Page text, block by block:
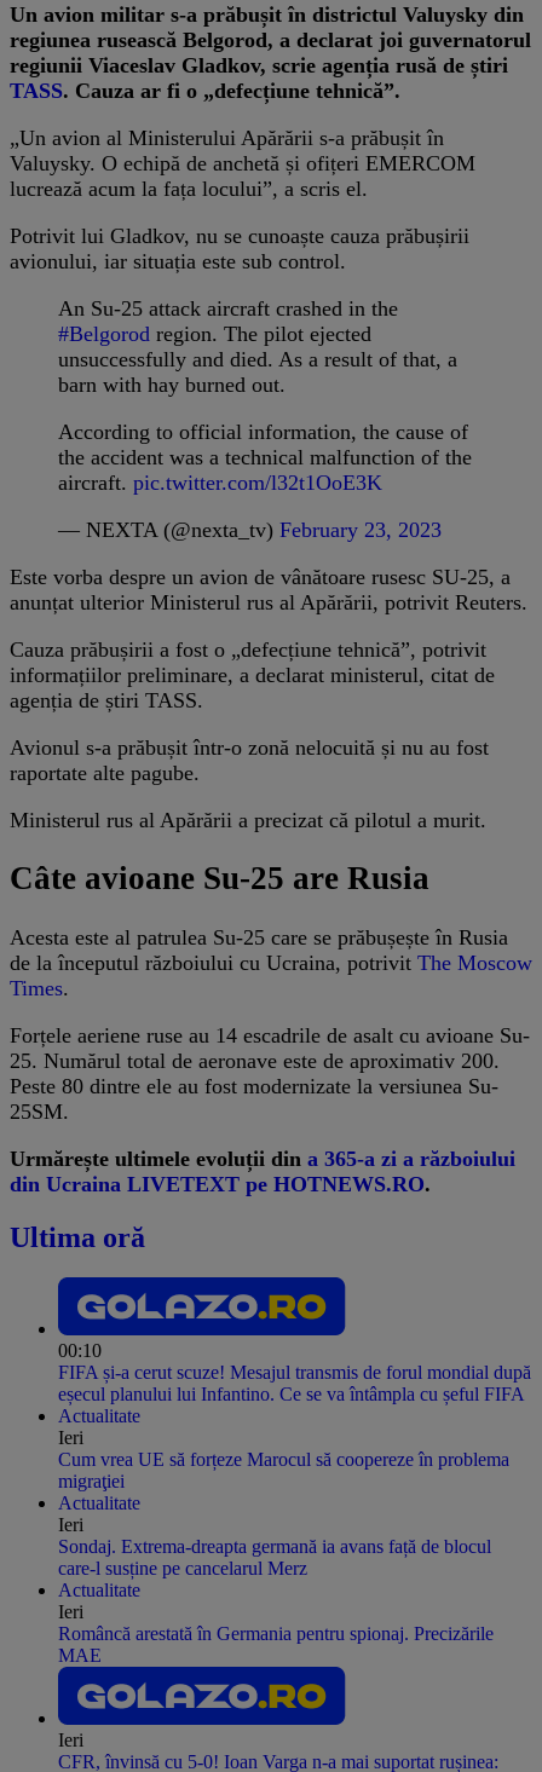
Un avion militar s-a prăbușit în districtul Valuysky din
regiunea rusească Belgorod, a declarat joi guvernatorul
regiunii Viaceslav Gladkov, scrie agenția rusă de știri
TASS. Cauza ar fi o „defecțiune tehnică”.
„Un avion al Ministerului Apărării s-a prăbușit în
Valuysky. O echipă de anchetă și ofițeri EMERCOM
lucrează acum la fața locului”, a scris el.
Potrivit lui Gladkov, nu se cunoaște cauza prăbușirii
avionului, iar situația este sub control.
An Su-25 attack aircraft crashed in the
#Belgorod region. The pilot ejected
unsuccessfully and died. As a result of that, a
barn with hay burned out.
According to official information, the cause of
the accident was a technical malfunction of the
aircraft. pic.twitter.com/l32t1OoE3K
— NEXTA (@nexta_tv) February 23, 2023
Este vorba despre un avion de vânătoare rusesc SU-25, a
anunțat ulterior Ministerul rus al Apărării, potrivit Reuters.
Cauza prăbușirii a fost o „defecțiune tehnică”, potrivit
informațiilor preliminare, a declarat ministerul, citat de
agenția de știri TASS.
Avionul s-a prăbușit într-o zonă nelocuită și nu au fost
raportate alte pagube.
Ministerul rus al Apărării a precizat că pilotul a murit.
Câte avioane Su-25 are Rusia
Acesta este al patrulea Su-25 care se prăbușește în Rusia
de la începutul războiului cu Ucraina, potrivit The Moscow
Times.
Forțele aeriene ruse au 14 escadrile de asalt cu avioane Su-
25. Numărul total de aeronave este de aproximativ 200.
Peste 80 dintre ele au fost modernizate la versiunea Su-
25SM.
Urmărește ultimele evoluții din a 365-a zi a războiului
din Ucraina LIVETEXT pe HOTNEWS.RO.
Ultima oră
00:10
FIFA și-a cerut scuze! Mesajul transmis de forul mondial după
eșecul planului lui Infantino. Ce se va întâmpla cu șeful FIFA
Actualitate
Ieri
Cum vrea UE să forțeze Marocul să coopereze în problema
migraţiei
Actualitate
Ieri
Sondaj. Extrema-dreapta germană ia avans față de blocul
care-l susține pe cancelarul Merz
Actualitate
Ieri
Româncă arestată în Germania pentru spionaj. Precizările
MAE
Ieri
CFR, învinsă cu 5-0! Ioan Varga n-a mai suportat rușinea: